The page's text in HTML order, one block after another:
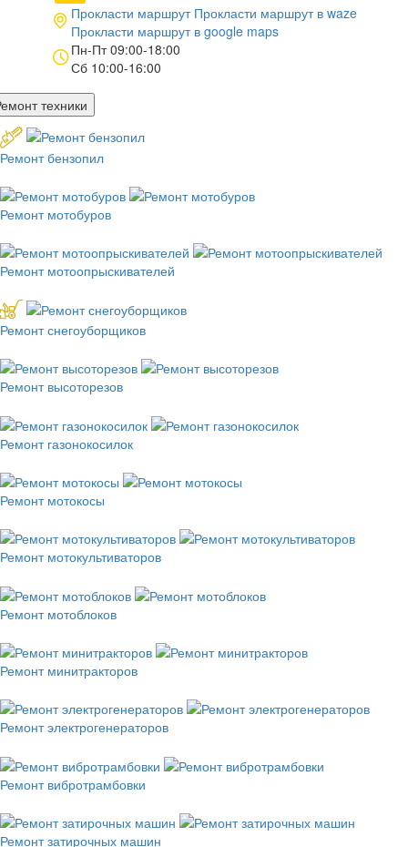
Прокласти маршрут Прокласти маршрут в waze
Прокласти маршрут в google maps
Пн-Пт 09:00-18:00
Сб 10:00-16:00
техники
Ремонт бензопил
Ремонт мотобуров
Ремонт мотоопрыскивателей
Ремонт снегоуборщиков
Ремонт высоторезов
Ремонт газонокосилок
Ремонт мотокосы
Ремонт мотокультиваторов
Ремонт мотоблоков
Ремонт минитракторов
Ремонт электрогенераторов
Ремонт вибротрамбовки
Ремонт затирочных машин